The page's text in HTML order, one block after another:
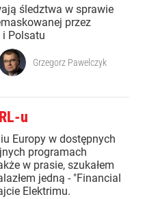
śledztwa w sprawie
przez
i Polsatu
Grzegorz Pawelczyk
u
Europy w dostępnych
programach
w prasie, szukałem
jedną - "Financial
Elektrimu.